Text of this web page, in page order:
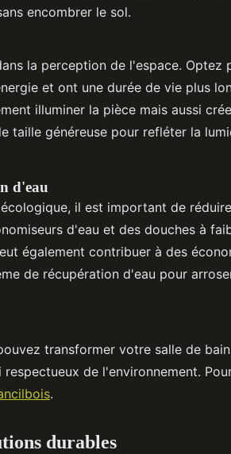
encombrer le sol.
la perception de l'espace. Optez
et ont une durée de vie plus
illuminer la pièce mais aussi
taille généreuse pour refléter la
d'eau
il est important de
d'eau et des douches à
également contribuer à des
de récupération d'eau pour
transformer votre salle de
respectueux de l'environnement.
.
durables